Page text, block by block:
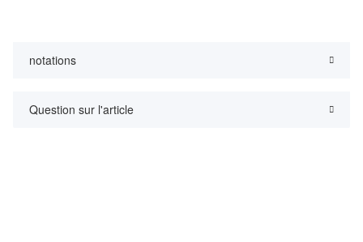
notations
Question sur l'article